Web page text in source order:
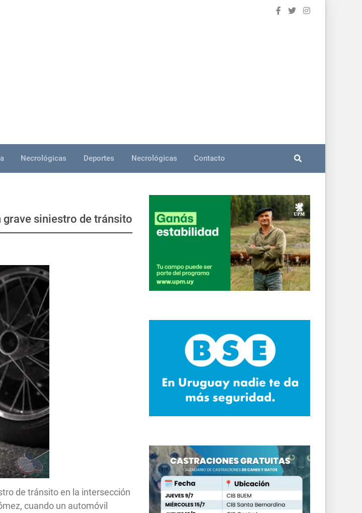
Necrológicas Deportes Necrológicas Contacto
grave siniestro de tránsito
de tránsito en la intersección
cuando un automóvil